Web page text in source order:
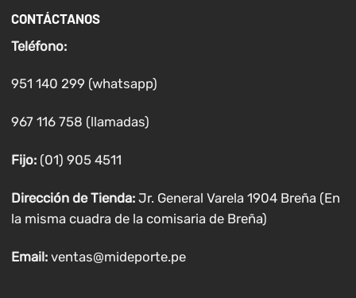
CONTÁCTANOS
Teléfono:
951 140 299 (whatsapp)
967 116 758 (llamadas)
Fijo:(01) 905 4511
Dirección de Tienda: Jr. General Varela 1904 Breña (En
la misma cuadra de la comisaria de Breña)
Email: ventas@mideporte.pe